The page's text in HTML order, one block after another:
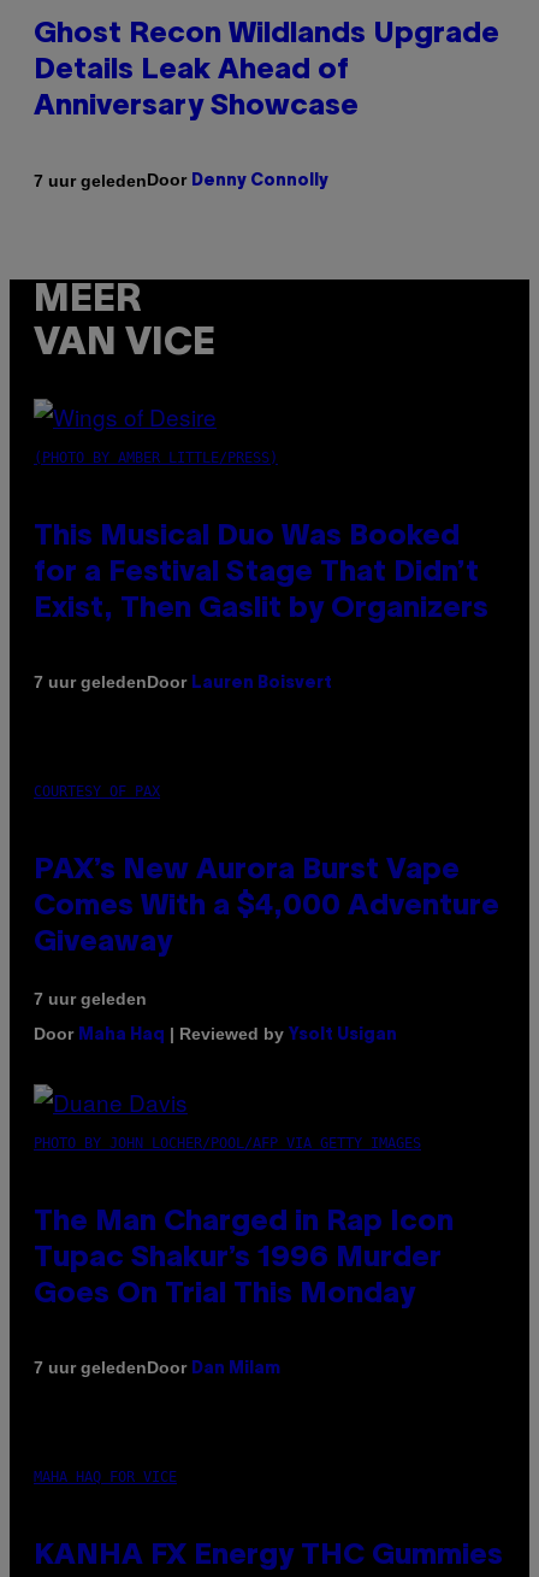
Ghost Recon Wildlands Upgrade
Details Leak Ahead of
Anniversary Showcase
7 uur geledenDoor Denny Connolly
MEER
VAN VICE
(PHOTO BY AMBER LITTLE/PRESS)
This Musical Duo Was Booked
for a Festival Stage That Didn’t
Exist, Then Gaslit by Organizers
7 uur geledenDoor Lauren Boisvert
COURTESY OF PAX
PAX’s New Aurora Burst Vape
Comes With a $4,000 Adventure
Giveaway
7 uur geleden
Door Maha Haq | Reviewed by Ysolt Usigan
PHOTO BY JOHN LOCHER/POOL/AFP VIA GETTY IMAGES
The Man Charged in Rap Icon
Tupac Shakur’s 1996 Murder
Goes On Trial This Monday
7 uur geledenDoor Dan Milam
MAHA HAQ FOR VICE
KANHA FX Energy THC Gummies